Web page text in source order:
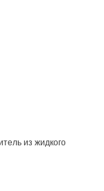
из жидкого